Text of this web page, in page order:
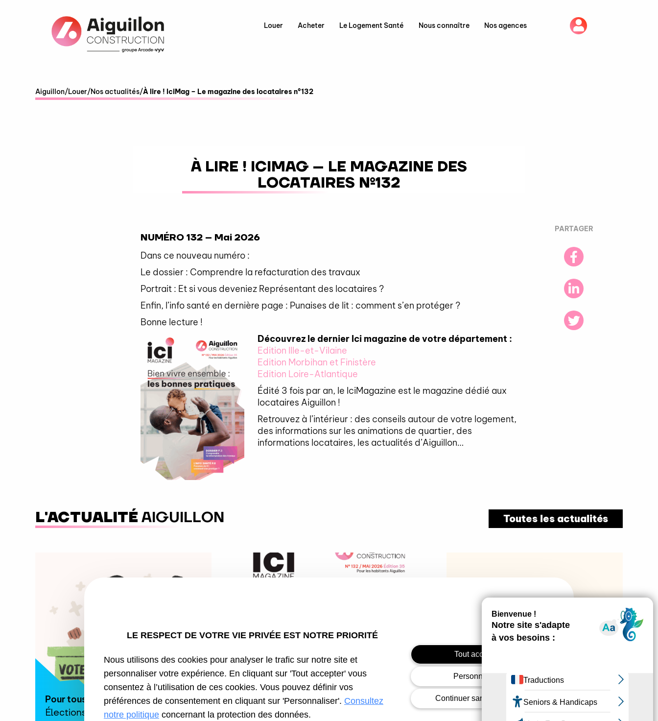
Louer Acheter Le Logement Santé Nous connaître Nos agences
Aiguillon/Louer/Nos actualités/À lire ! IciMag – Le magazine des locataires n°132
À LIRE ! ICIMAG – LE MAGAZINE DES
LOCATAIRES N°132
NUMÉRO 132 – Mai 2026
Dans ce nouveau numéro :
Le dossier : Comprendre la refacturation des travaux
Portrait : Et si vous deveniez Représentant des locataires ?
Enfin, l’info santé en dernière page : Punaises de lit : comment s’en protéger ?
Bonne lecture !
Découvrez le dernier Ici magazine de votre département :
Edition Ille-et-Vilaine
Edition Morbihan et Finistère
Edition Loire-Atlantique
Édité 3 fois par an, le IciMagazine est le magazine dédié aux
locataires Aiguillon !
Retrouvez à l’intérieur : des conseils autour de votre logement,
des informations sur les animations de quartier, des
informations locataires, les actualités d’Aiguillon…
PARTAGER
L'ACTUALITÉ AIGUILLON Toutes les actualités
Pour tous
Élections des représentants des
Chèque énergie : payez vos
Fenêtre
LE RESPECT DE VOTRE VIE PRIVÉE EST NOTRE PRIORITÉ
Nous utilisons des cookies pour analyser le trafic sur notre site et
personnaliser votre expérience. En cliquant sur 'Tout accepter' vous
consentez à l’utilisation de ces cookies. Vous pouvez définir vos
préférences de consentement en cliquant sur 'Personnaliser'. Consultez
notre politique concernant la protection des données.
Tout accepter
Personnaliser
Continuer sans accepter